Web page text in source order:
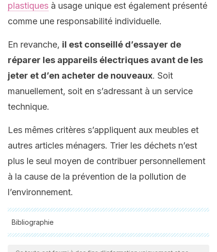
plastiques à usage unique est également présenté
comme une responsabilité individuelle.
En revanche, il est conseillé d’essayer de
réparer les appareils électriques avant de les
jeter et d’en acheter de nouveaux. Soit
manuellement, soit en s’adressant à un service
technique.
Les mêmes critères s’appliquent aux meubles et
autres articles ménagers. Trier les déchets n’est
plus le seul moyen de contribuer personnellement
à la cause de la prévention de la pollution de
l’environnement.
Bibliographie
Toutes les sources citées ont été examinées en profondeur
par notre équipe pour garantir leur qualité, leur fiabilité, leur